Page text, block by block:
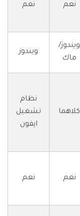
نعم نعم
ويندوز/
ماك
ويندوز
كلاهما
نظام
تشغيل
ايفون
نعم نعم